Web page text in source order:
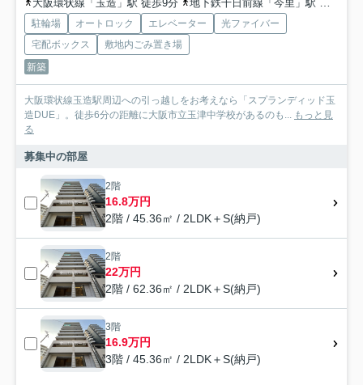
大阪環状線「玉造」駅 徒歩9分
地下鉄千日前線「今里」駅 徒歩12分
駐輪場 オートロック エレベーター
光ファイバー
宅配ボックス
敷地内ごみ置き場
新築
大阪環状線玉造駅周辺への引っ越しをお考えなら「スプランディッド玉
造DUE」。徒歩6分の距離に大阪市立玉津中学校があるのも... もっと見
る
募集中の部屋
2階
16.8万円
2階 / 45.36㎡ / 2LDK＋S(納戸)
2階
22万円
2階 / 62.36㎡ / 2LDK＋S(納戸)
3階
16.9万円
3階 / 45.36㎡ / 2LDK＋S(納戸)